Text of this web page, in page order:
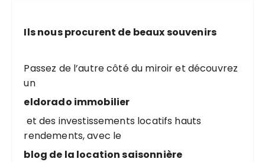
h
p
o
u
:
Ils nous procurent de beaux souvenirs
Passez de l’autre côté du miroir et découvrez
un
eldorado immobilier
et des investissements locatifs hauts
rendements, avec le
blog de la location saisonnière